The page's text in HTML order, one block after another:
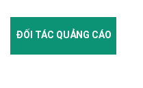
ĐỐI TÁC QUẢNG CÁO